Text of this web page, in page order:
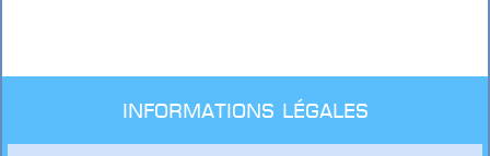
Informations légales